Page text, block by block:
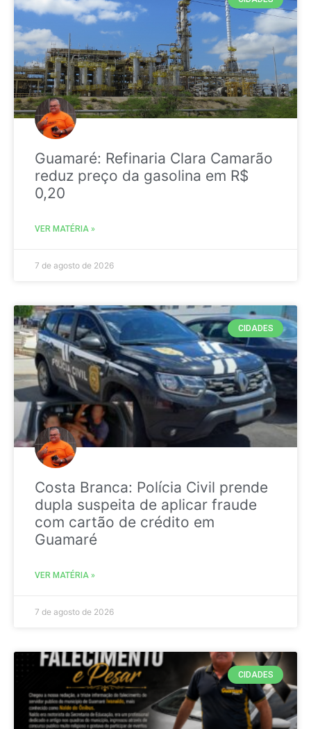
Guamaré: Refinaria Clara Camarão
reduz preço da gasolina em R$
0,20
VER MATÉRIA »
7 de agosto de 2026
CIDADES
Costa Branca: Polícia Civil prende
dupla suspeita de aplicar fraude
com cartão de crédito em
Guamaré
VER MATÉRIA »
7 de agosto de 2026
CIDADES